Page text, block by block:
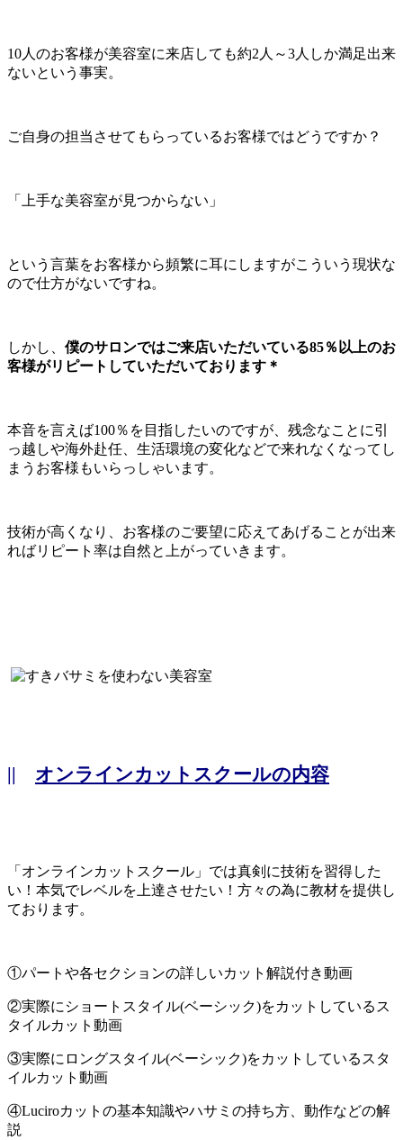
10人のお客様が美容室に来店しても約2人～3人しか満足出来
ないという事実。
ご自身の担当させてもらっているお客様ではどうですか？
「上手な美容室が見つからない」
という言葉をお客様から頻繁に耳にしますがこういう現状な
ので仕方がないですね。
しかし、 僕のサロンではご来店いただいている85％以上のお
客様がリピートしていただいております＊
本音を言えば100％を目指したいのですが、残念なことに引
っ越しや海外赴任、生活環境の変化などで来れなくなってし
まうお客様もいらっしゃいます。
技術が高くなり、お客様のご要望に応えてあげることが出来
ればリピート率は自然と上がっていきます。
|| オンラインカットスクールの内容
「オンラインカットスクール」では真剣に技術を習得した
い！本気でレベルを上達させたい！方々の為に教材を提供し
ております。
①パートや各セクションの詳しいカット解説付き動画
②実際にショートスタイル(ベーシック)をカットしているス
タイルカット動画
③実際にロングスタイル(ベーシック)をカットしているスタ
イルカット動画
④Luciroカットの基本知識やハサミの持ち方、動作などの解
説